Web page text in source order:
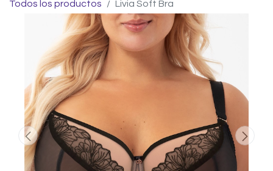
Todos los productos Livia Soft Bra